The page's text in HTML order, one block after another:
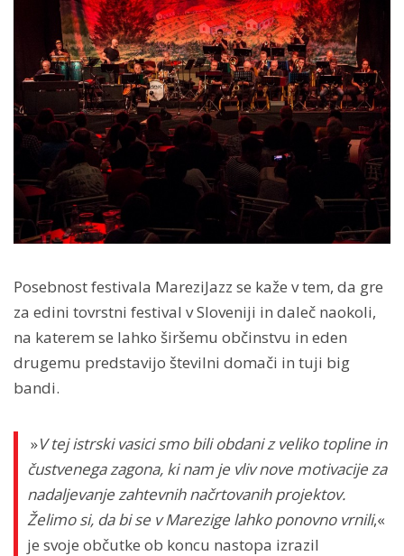
Posebnost festivala MareziJazz se kaže v tem, da gre
za edini tovrstni festival v Sloveniji in daleč naokoli,
na katerem se lahko širšemu občinstvu in eden
drugemu predstavijo številni domači in tuji big
bandi.
»V tej istrski vasici smo bili obdani z veliko topline in
čustvenega zagona, ki nam je vliv nove motivacije za
nadaljevanje zahtevnih načrtovanih projektov.
Želimo si, da bi se v Marezige lahko ponovno vrnili,«
je svoje občutke ob koncu nastopa izrazil